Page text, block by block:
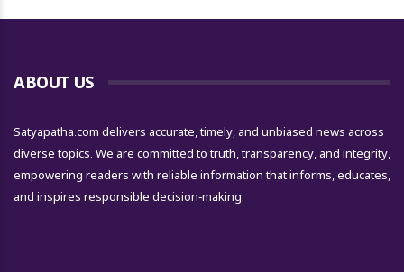
ABOUT US
Satyapatha.com delivers accurate, timely, and unbiased news across
diverse topics. We are committed to truth, transparency, and integrity,
empowering readers with reliable information that informs, educates,
and inspires responsible decision-making.